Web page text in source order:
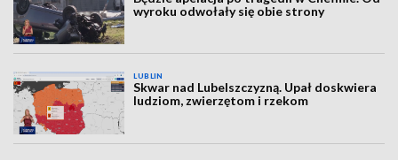
wyroku odwołały się obie strony
LUBLIN
Skwar nad Lubelszczyzną. Upał doskwiera
ludziom, zwierzętom i rzekom